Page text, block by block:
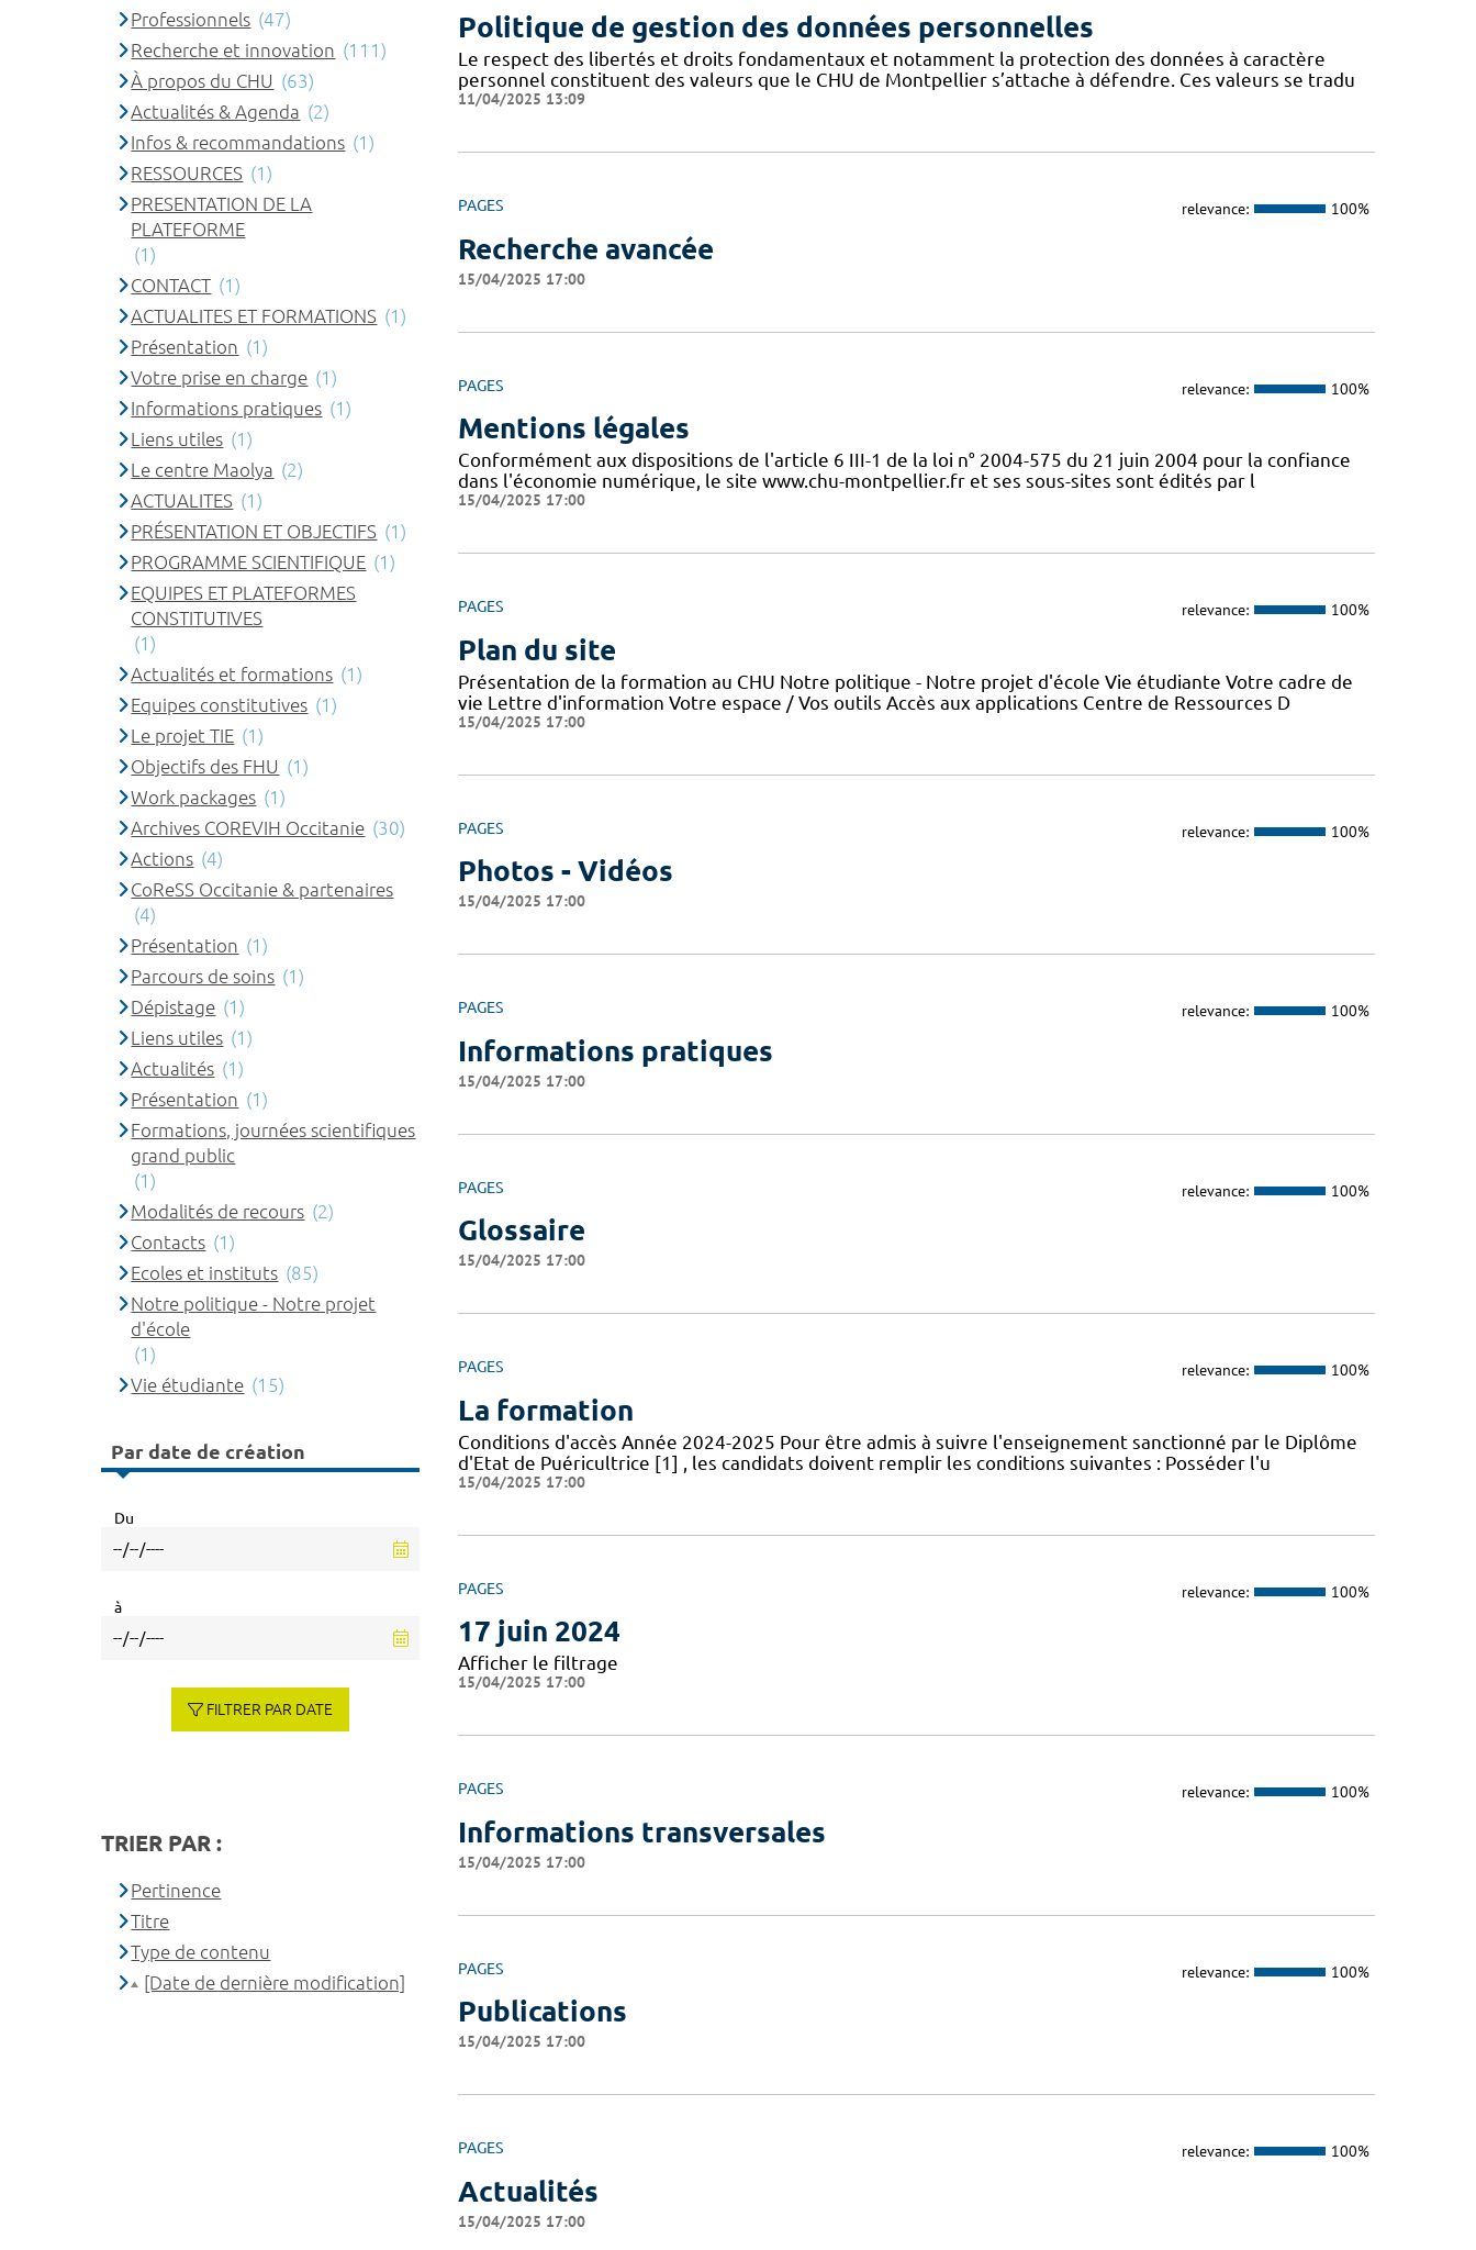
Politique de gestion des données personnelles
Le respect des libertés et droits fondamentaux et notamment la protection des données à caractère
personnel constituent des valeurs que le CHU de Montpellier s’attache à défendre. Ces valeurs se tradu
11/04/2025 13:09
PAGES relevance: 100%
Recherche avancée
15/04/2025 17:00
PAGES relevance: 100%
Mentions légales
Conformément aux dispositions de l'article 6 III-1 de la loi n° 2004-575 du 21 juin 2004 pour la confiance
dans l'économie numérique, le site www.chu-montpellier.fr et ses sous-sites sont édités par l
15/04/2025 17:00
PAGES relevance: 100%
Plan du site
Présentation de la formation au CHU Notre politique - Notre projet d'école Vie étudiante Votre cadre de
vie Lettre d'information Votre espace / Vos outils Accès aux applications Centre de Ressources D
15/04/2025 17:00
PAGES relevance: 100%
Photos - Vidéos
15/04/2025 17:00
PAGES relevance: 100%
Informations pratiques
15/04/2025 17:00
PAGES relevance: 100%
Glossaire
15/04/2025 17:00
PAGES relevance: 100%
La formation
Conditions d'accès Année 2024-2025 Pour être admis à suivre l'enseignement sanctionné par le Diplôme
d'Etat de Puéricultrice [1] , les candidats doivent remplir les conditions suivantes : Posséder l'u
15/04/2025 17:00
PAGES relevance: 100%
17 juin 2024
Afficher le filtrage
15/04/2025 17:00
PAGES relevance: 100%
Informations transversales
15/04/2025 17:00
PAGES relevance: 100%
Publications
15/04/2025 17:00
PAGES relevance: 100%
Actualités
15/04/2025 17:00
Professionnels (47)
Recherche et innovation (111)
À propos du CHU (63)
Actualités & Agenda (2)
Infos & recommandations (1)
RESSOURCES (1)
PRESENTATION DE LA
PLATEFORME
(1)
CONTACT (1)
ACTUALITES ET FORMATIONS (1)
Présentation (1)
Votre prise en charge (1)
Informations pratiques (1)
Liens utiles (1)
Le centre Maolya (2)
ACTUALITES (1)
PRÉSENTATION ET OBJECTIFS (1)
PROGRAMME SCIENTIFIQUE (1)
EQUIPES ET PLATEFORMES
CONSTITUTIVES
(1)
Actualités et formations (1)
Equipes constitutives (1)
Le projet TIE (1)
Objectifs des FHU (1)
Work packages (1)
Archives COREVIH Occitanie (30)
Actions (4)
CoReSS Occitanie & partenaires
(4)
Présentation (1)
Parcours de soins (1)
Dépistage (1)
Liens utiles (1)
Actualités (1)
Présentation (1)
Formations, journées scientifiques
grand public
(1)
Modalités de recours (2)
Contacts (1)
Ecoles et instituts (85)
Notre politique - Notre projet
d'école
(1)
Vie étudiante (15)
Par date de création
Du
à
FILTRER PAR DATE
TRIER PAR :
Pertinence
Titre
Type de contenu
[Date de dernière modification]